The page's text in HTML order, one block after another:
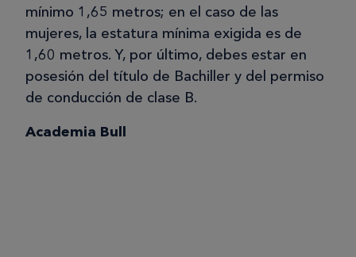
mínimo 1,65 metros; en el caso de las
mujeres, la estatura mínima exigida es de
1,60 metros. Y, por último, debes estar en
posesión del título de Bachiller y del permiso
de conducción de clase B.
Academia Bull